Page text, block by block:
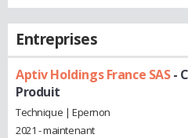
Entreprises
Aptiv Holdings France SAS-
Produit
Technique | Epernon
2021 - maintenant